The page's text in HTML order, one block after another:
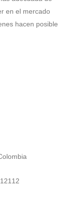
en el mercado
hacen posible